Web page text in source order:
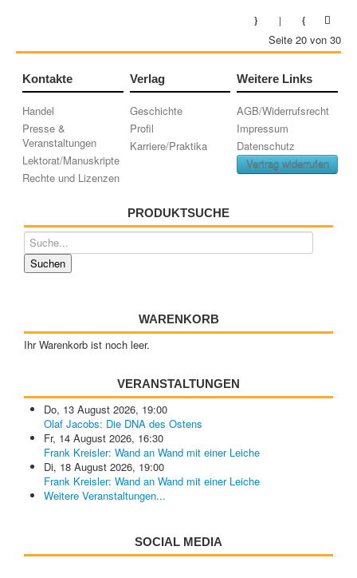
Seite 20 von 30
Kontakte
Handel
Presse &
Veranstaltungen
Lektorat/Manuskripte
Rechte und Lizenzen
Verlag
Geschichte
Profil
Karriere/Praktika
Weitere Links
AGB/Widerrufsrecht
Impressum
Datenschutz
Vertrag widerrufen
PRODUKTSUCHE
WARENKORB
Ihr Warenkorb ist noch leer.
VERANSTALTUNGEN
Do, 13 August 2026, 19:00
Olaf Jacobs: Die DNA des Ostens
Fr, 14 August 2026, 16:30
Frank Kreisler: Wand an Wand mit einer Leiche
Di, 18 August 2026, 19:00
Frank Kreisler: Wand an Wand mit einer Leiche
Weitere Veranstaltungen...
SOCIAL MEDIA